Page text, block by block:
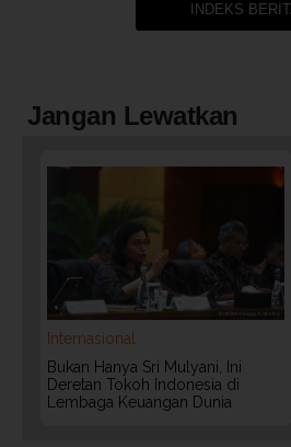
INDEKS
Jangan Lewatkan
Internasional
Bukan Hanya Sri Mulyani, Ini
Deretan Tokoh Indonesia di
Lembaga Keuangan Dunia